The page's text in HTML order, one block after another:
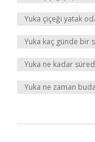
Yuka çiçeği yatak
Yuka kaç günde bir
Yuka ne kadar
Yuka ne zaman